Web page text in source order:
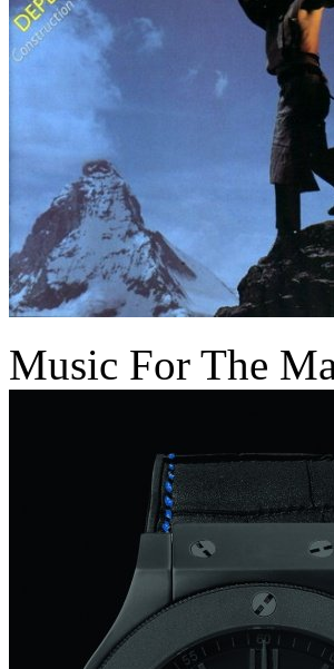
Music For The